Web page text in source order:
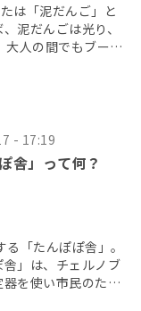
「泥だんご」と
泥だんごは光り、
大人の間でもブーム
を取材 […]
- 17:19
舎」って何？
「たんぽぽ舎」。
」は、チェルノブ
を使い市民­のため
強会など […]